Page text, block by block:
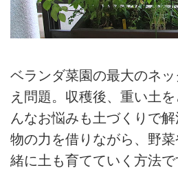
ベランダ菜園の最大のネ
え問題。収穫後、重い土
んなお悩みも土づくりで
物の力を借りながら、野
緒に土も育てていく方法